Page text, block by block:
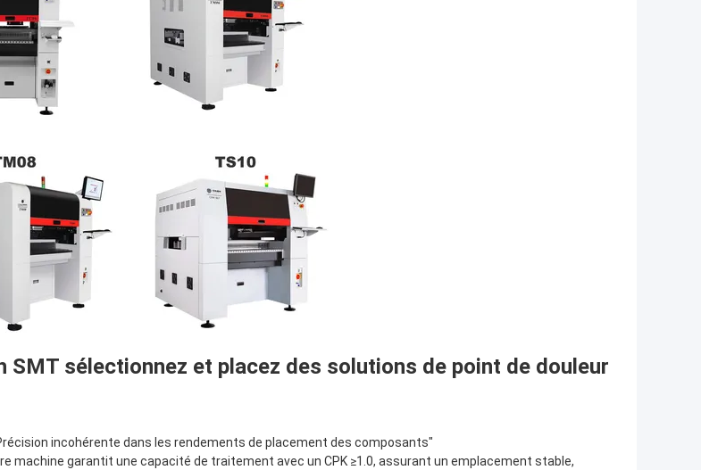
SMT sélectionnez et placez des solutions de point de douleur
incohérente dans les rendements de placement des composants"
machine garantit une capacité de traitement avec un CPK ≥1.0, assurant un emplacement stable,